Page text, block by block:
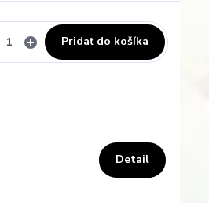
Pridať do košíka
Detail